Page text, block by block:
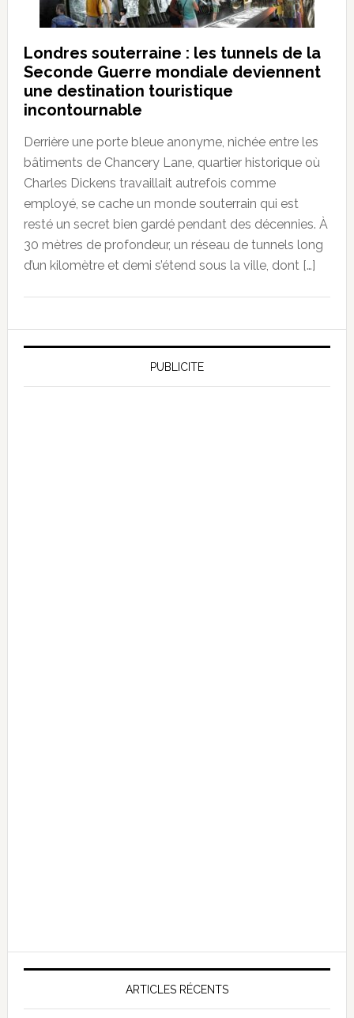
Londres souterraine : les tunnels de la
Seconde Guerre mondiale deviennent
une destination touristique
incontournable
Derrière une porte bleue anonyme, nichée entre les
bâtiments de Chancery Lane, quartier historique où
Charles Dickens travaillait autrefois comme
employé, se cache un monde souterrain qui est
resté un secret bien gardé pendant des décennies. À
30 mètres de profondeur, un réseau de tunnels long
d’un kilomètre et demi s’étend sous la ville, dont […]
PUBLICITE
ARTICLES RÉCENTS